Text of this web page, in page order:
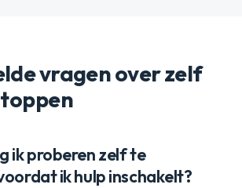
vragen over zelf
ik proberen zelf te
ik hulp inschakelt?